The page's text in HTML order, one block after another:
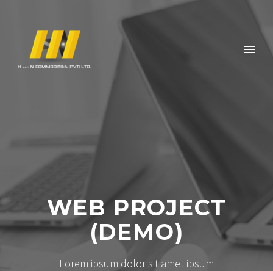
WEB PROJECT
(DEMO)
Lorem ipsum dolor sit amet ipsum